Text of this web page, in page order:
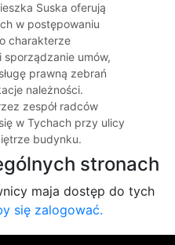
Suska oferują
w postępowaniu
charakterze
umów,
prawną zebrań
należności.
zespół radców
w Tychach przy ulicy
budynku.
stronach
maja dostęp do tych
się zalogować.